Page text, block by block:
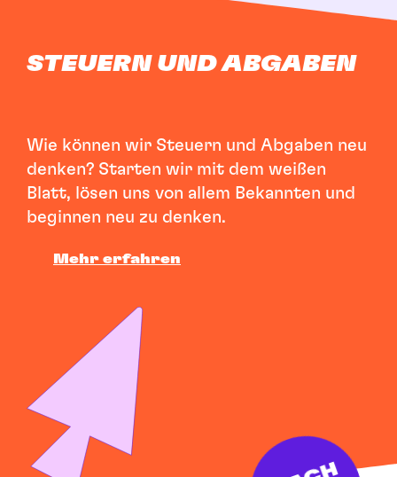
STEUERN UND ABGABEN
Wie können wir Steuern und Abgaben neu
denken? Starten wir mit dem weißen
Blatt, lösen uns von allem Bekannten und
beginnen neu zu denken.
Mehr erfahren